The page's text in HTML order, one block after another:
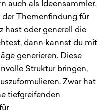
auch als Ideensammler.
Themenfindung für
hast oder generell die
dann kannst du mit
generieren. Diese
Struktur bringen,
Zwar hat
tiefgreifenden